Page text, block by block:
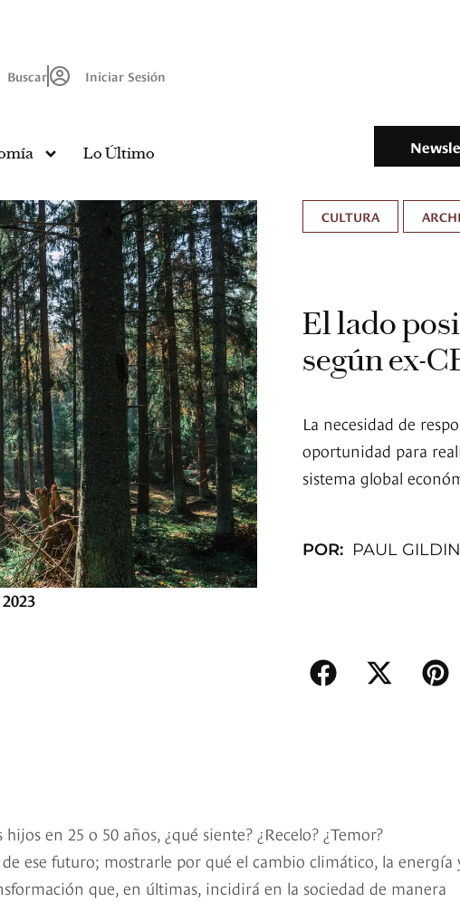
Buscar Iniciar Sesión
Lo Último
CULTURA
El lado
según ex-
La necesidad de
oportunidad para
sistema global
POR: PAUL
en 25 o 50 años, ¿qué siente? ¿Recelo? ¿Temor?
ese futuro; mostrarle por qué el cambio climático, la energía
que, en últimas, incidirá en la sociedad de manera